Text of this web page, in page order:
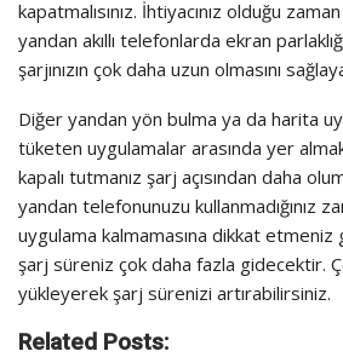
kapatmalısınız. İhtiyacınız olduğu
yandan akıllı telefonlarda ekran
şarjınızın çok daha uzun olmasını
Diğer yandan yön bulma ya da harita
tüketen uygulamalar arasında yer
kapalı tutmanız şarj açısından daha
yandan telefonunuzu kullanmadığınız
uygulama kalmamasına dikkat
şarj süreniz çok daha fazla gidecektir.
yükleyerek şarj sürenizi artırabilirsiniz.
Related Posts: